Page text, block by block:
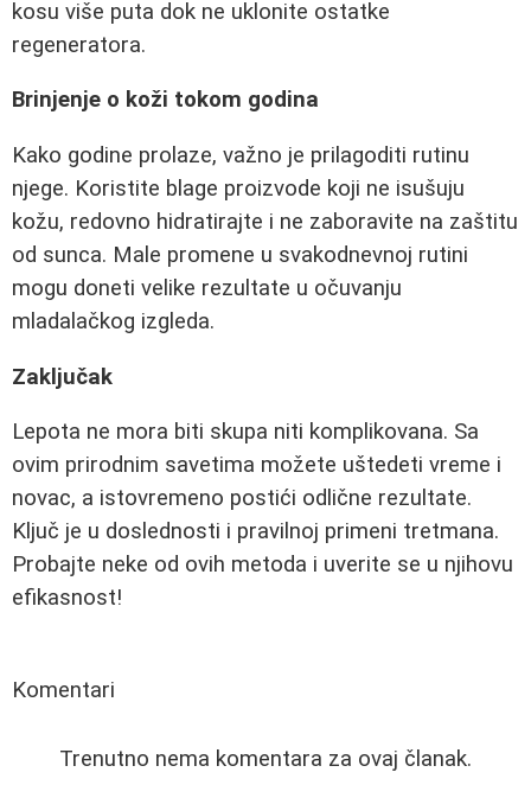
kosu više puta dok ne uklonite ostatke
regeneratora.
Brinjenje o koži tokom godina
Kako godine prolaze, važno je prilagoditi rutinu
njege. Koristite blage proizvode koji ne isušuju
kožu, redovno hidratirajte i ne zaboravite na zaštitu
od sunca. Male promene u svakodnevnoj rutini
mogu doneti velike rezultate u očuvanju
mladalačkog izgleda.
Zaključak
Lepota ne mora biti skupa niti komplikovana. Sa
ovim prirodnim savetima možete uštedeti vreme i
novac, a istovremeno postići odlične rezultate.
Ključ je u doslednosti i pravilnoj primeni tretmana.
Probajte neke od ovih metoda i uverite se u njihovu
efikasnost!
Komentari
Trenutno nema komentara za ovaj članak.